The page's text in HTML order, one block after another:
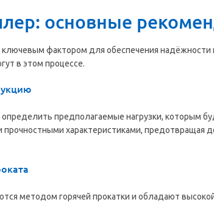
основные
фактором для обеспечения надёжности
в этом процессе.
предполагаемые нагрузки, которым
характеристиками, предотвращая
методом горячей прокатки и обладают